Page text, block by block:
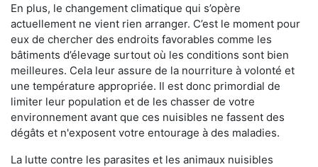
En plus, le changement climatique qui s’opère
actuellement ne vient rien arranger. C’est le moment pour
eux de chercher des endroits favorables comme les
bâtiments d’élevage surtout où les conditions sont bien
meilleures. Cela leur assure de la nourriture à volonté et
une température appropriée. Il est donc primordial de
limiter leur population et de les chasser de votre
environnement avant que ces nuisibles ne fassent des
dégâts et n'exposent votre entourage à des maladies.
La lutte contre les parasites et les animaux nuisibles